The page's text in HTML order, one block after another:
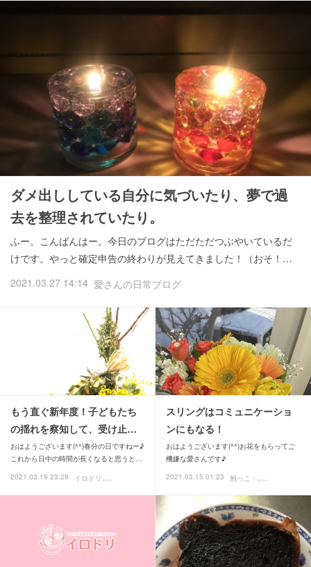
ダメ出ししている自分に気づいたり、夢で過
去を整理されていたり。
ふー。こんばんはー。今日のブログはただただつぶやいているだ
けです。やっと確定申告の終わりが見えてきました！（おそ！…
2021.03.27 14:14 愛さんの日常ブログ
もう直ぐ新年度！子どもたち
の揺れを察知して、受け止…
おはようございます(^^)春分の日ですねー♪
これから日中の時間が長くなると思うと…
2021.03.19 23:29
イ
ロドリ便り
スリングはコミュニケーショ
ンにもなる！
おはようございます(^^)お花をもらってご
機嫌な愛さんです♪
2021.03.15 01:23
抱
っこ・スリング